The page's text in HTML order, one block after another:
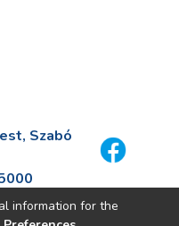
Szabó
information for the